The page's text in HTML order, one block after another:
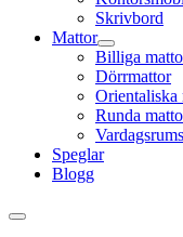
Skrivbord
Mattor
Billiga
Dörrmattor
Orientaliska
Runda
Speglar
Blogg